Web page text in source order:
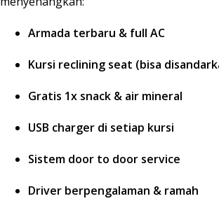
Armada terbaru & full AC
Kursi reclining seat (bisa
Gratis 1x snack & air mineral
USB charger di setiap kursi
Sistem door to door service
Driver berpengalaman & ramah